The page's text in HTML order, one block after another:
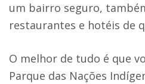
um bairro seguro,
restaurantes e hotéis de
O melhor de tudo é que
Parque das Nações